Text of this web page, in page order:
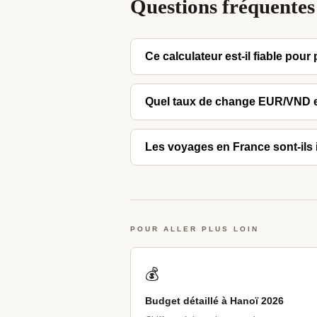
Questions fréquentes
Ce calculateur est-il fiable pour
Les valeurs sont basées sur les
variera selon les négociations de
Quel taux de change EUR/VND
Le calculateur utilise le taux
convertir au taux interbancaire réel
Les voyages en France sont-
POUR ALLER PLUS LOIN
💰
Budget détaillé à Hanoï 2026